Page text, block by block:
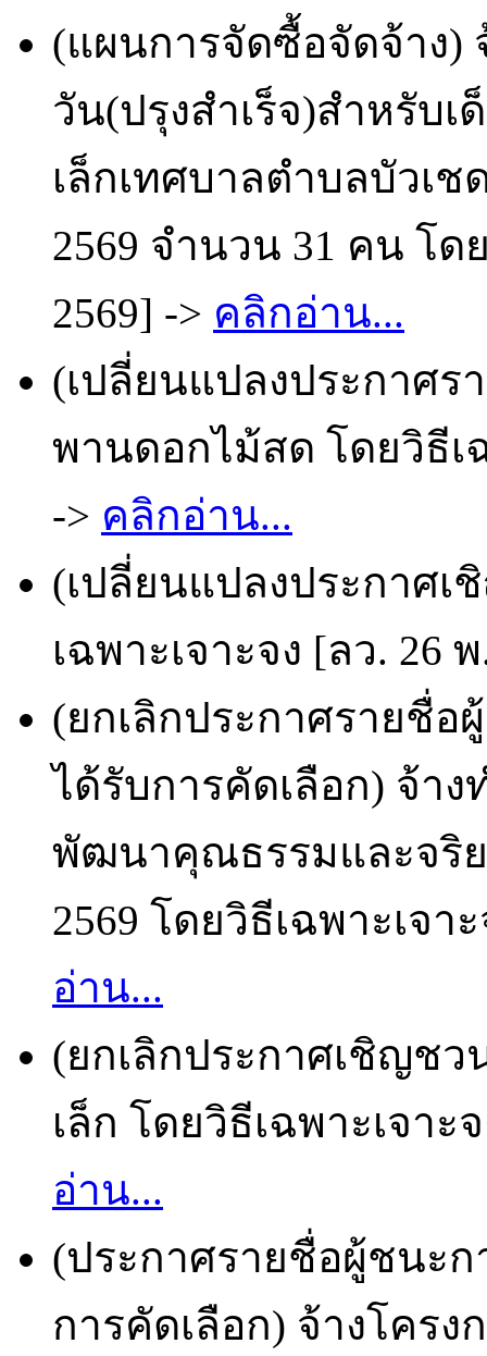
(แผนการจัดซื้อจัดจ้าง)
วัน(ปรุงสำเร็จ)สำหรับ
เล็กเทศบาลตำบลบัวเ
2569 จำนวน 31 คน โด
2569] -> คลิกอ่าน...
(เปลี่ยนแปลงประกาศร
พานดอกไม้สด โดยวิธีเ
-> คลิกอ่าน...
(เปลี่ยนแปลงประกาศ
เฉพาะเจาะจง [ลว. 26
(ยกเลิกประกาศรายชื่อ
ได้รับการคัดเลือก) จ้า
พัฒนาคุณธรรมและจริ
2569 โดยวิธีเฉพาะเจา
อ่าน...
(ยกเลิกประกาศเชิญชว
เล็ก โดยวิธีเฉพาะเจาะ
อ่าน...
(ประกาศรายชื่อผู้ชนะก
การคัดเลือก) จ้างโครง